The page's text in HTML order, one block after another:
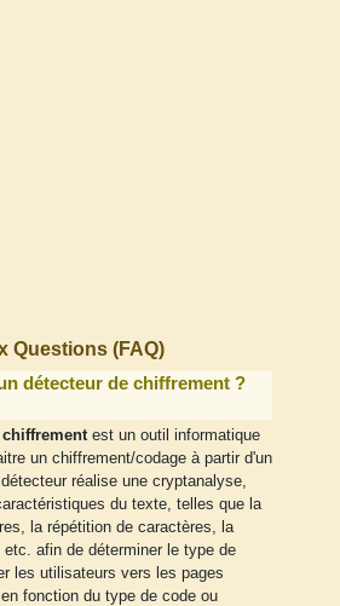
Questions (FAQ)
détecteur de chiffrement ?
est un outil informatique
un chiffrement/codage à partir d'un
réalise une cryptanalyse,
du texte, telles que la
la répétition de caractères, la
etc. afin de déterminer le type de
les utilisateurs vers les pages
fonction du type de code ou